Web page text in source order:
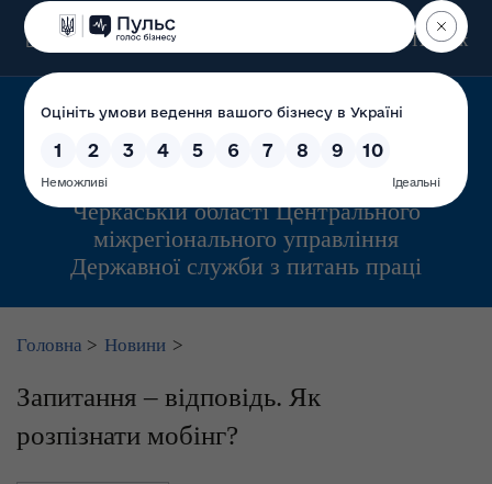
Пошук
Управління інспекційної діяльності у
Черкаській області Центрального
міжрегіонального управління
Державної служби з питань праці
Головна > Новини >
Запитання – відповідь. Як
розпізнати мобінг?